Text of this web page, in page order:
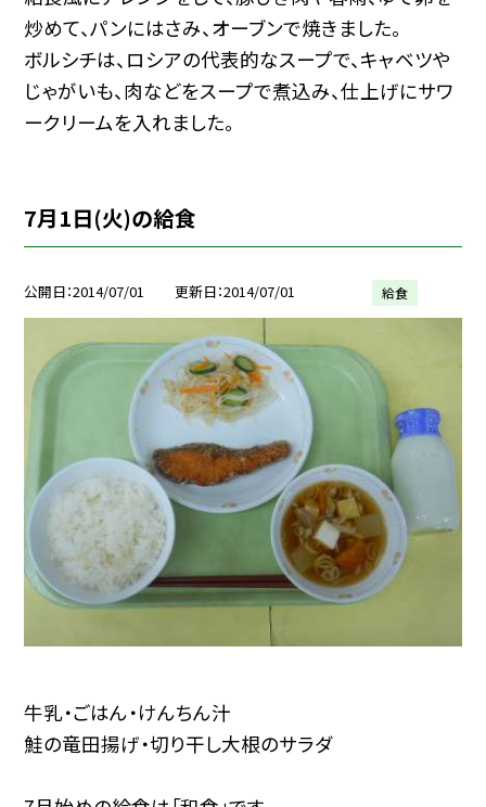
炒めて、パンにはさみ、オーブンで焼きました。
ボルシチは、ロシアの代表的なスープで、キャベツや
じゃがいも、肉などをスープで煮込み、仕上げにサワ
ークリームを入れました。
7月1日(火)の給食
公開日 2014/07/01 更新日 2014/07/01 給食
牛乳・ごはん・けんちん汁
鮭の竜田揚げ・切り干し大根のサラダ